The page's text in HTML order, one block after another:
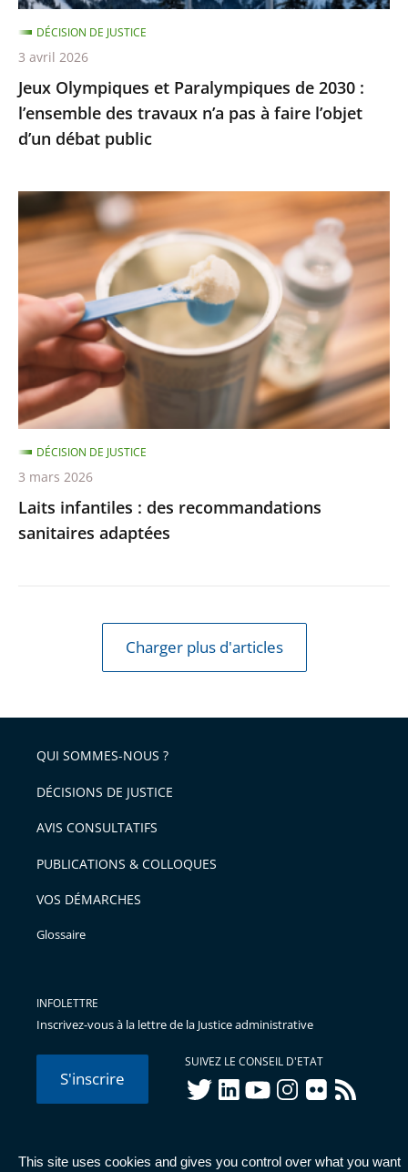
This site uses cookies and gives you control over what you want
travaux
n’a
pas
à
faire
l’objet
débat
public
Jeux Olympiques et Paralympiques de 2030 :
l’ensemble des travaux n’a pas à faire l’objet
d’un débat public
DÉCISION DE JUSTICE
3 avril 2026
Laits
infantiles
:
recommandations
sanitaires
adaptées
Laits infantiles : des recommandations
sanitaires adaptées
DÉCISION DE JUSTICE
3 mars 2026
Charger plus d'articles
QUI SOMMES-NOUS ?
DÉCISIONS DE JUSTICE
AVIS CONSULTATIFS
PUBLICATIONS & COLLOQUES
VOS DÉMARCHES
Glossaire
INFOLETTRE
Inscrivez-vous à la lettre de la Justice administrative
S'inscrire
SUIVEZ LE CONSEIL D'ETAT
twitterlinkedInyoutubeinstagram
flickr rss